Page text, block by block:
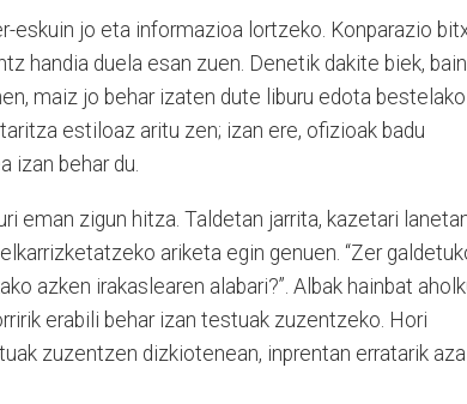
eskuin jo eta informazioa lortzeko. Konparazio
handia duela esan zuen. Denetik dakite biek,
maiz jo behar izaten dute liburu edota bestelako
estiloaz aritu zen; izan ere, ofizioak badu
izan behar du.
eman zigun hitza. Taldetan jarrita, kazetari
ariketa egin genuen. “Zer
azken irakaslearen alabari?”. Albak hainbat
erabili behar izan testuak zuzentzeko. Hori
zuzentzen dizkiotenean, inprentan erratarik